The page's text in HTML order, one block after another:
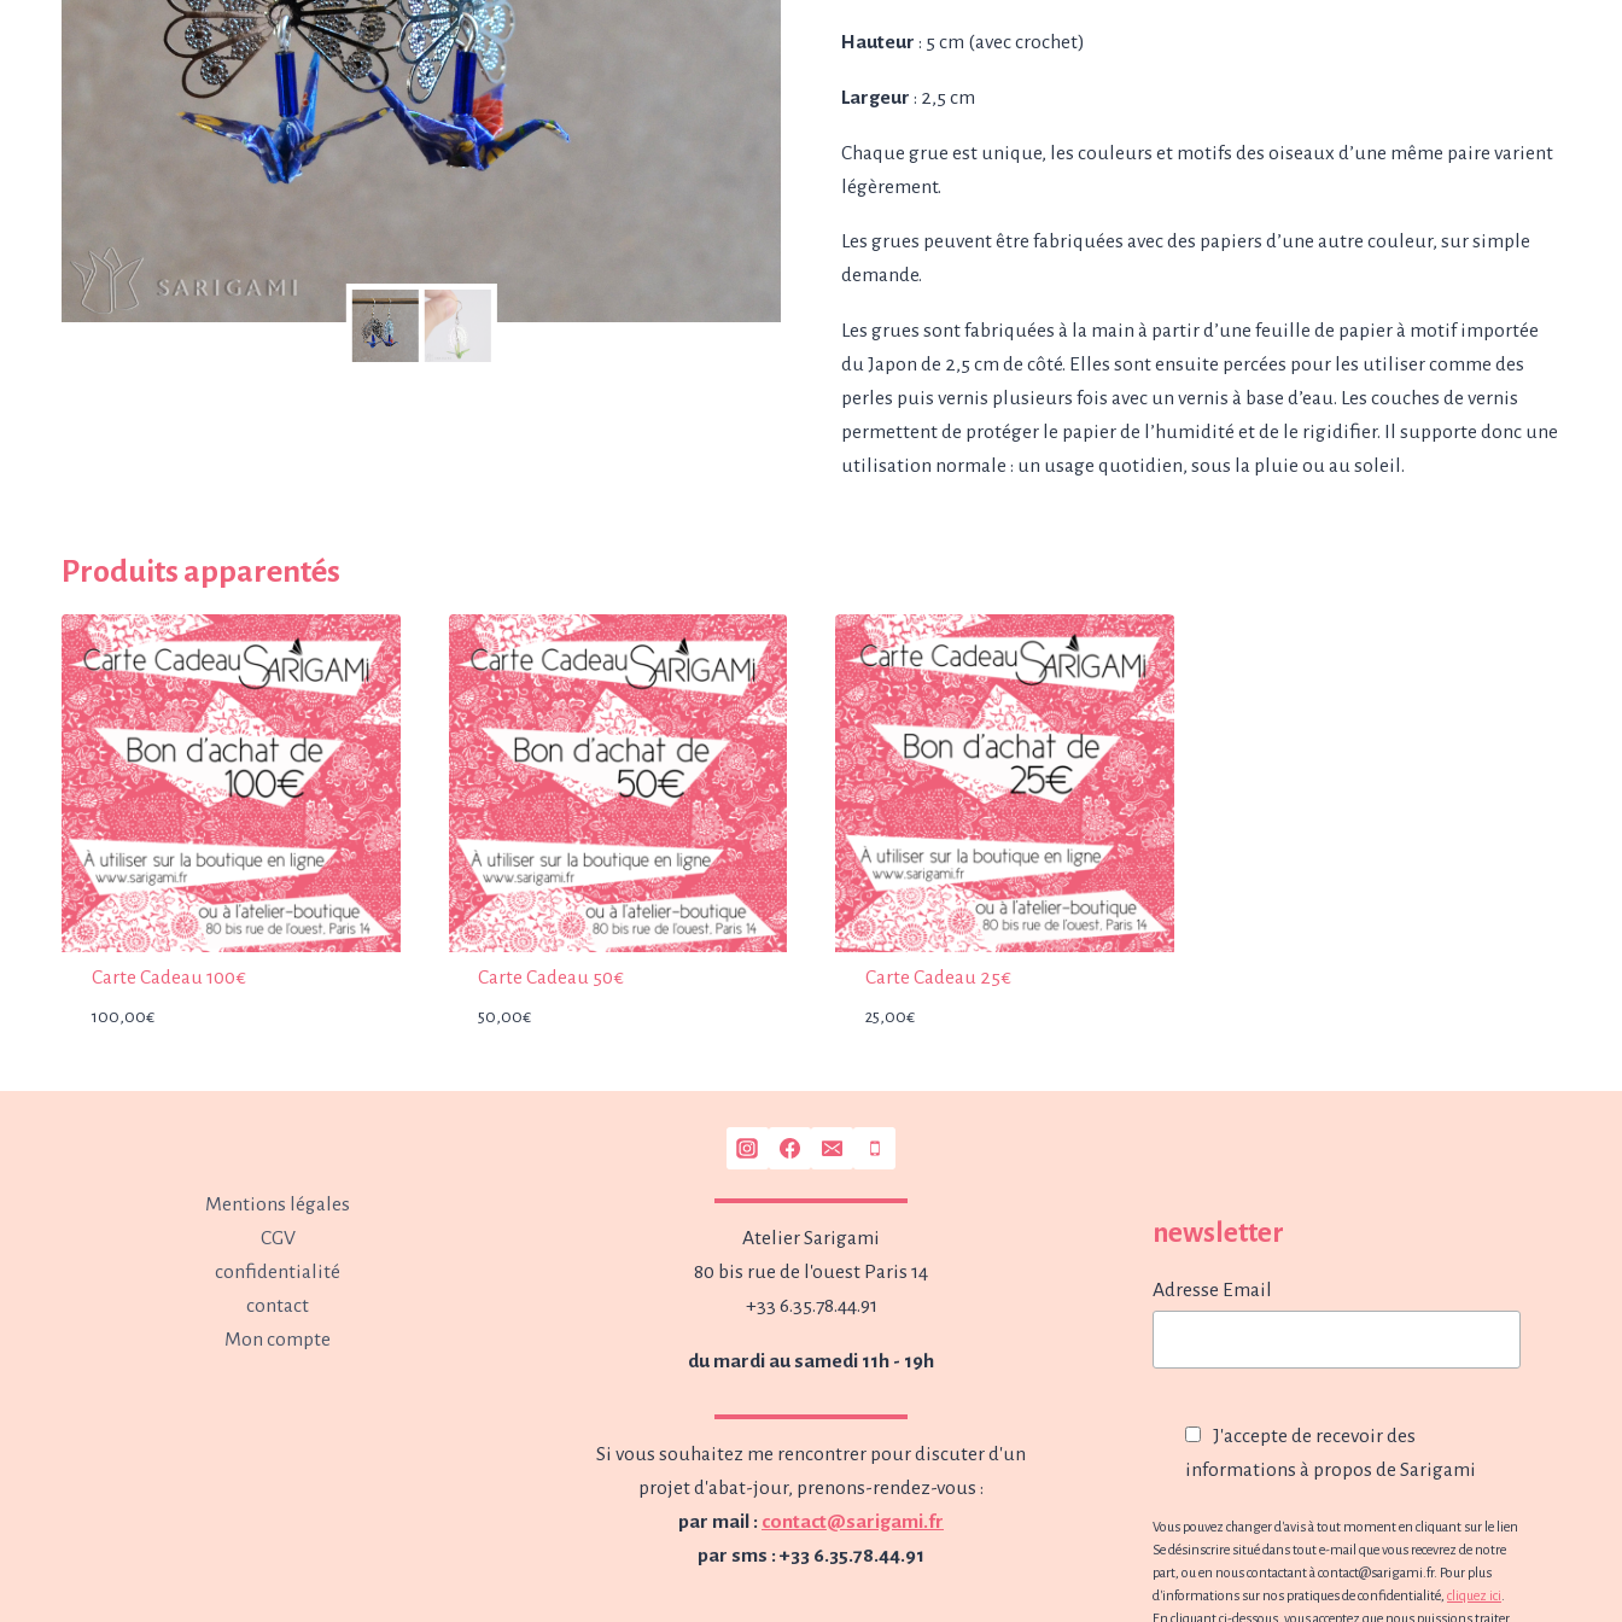
Hauteur : 5 cm (avec crochet)
Largeur : 2,5 cm
Chaque grue est unique, les couleurs et motifs des oiseaux d’une même paire varient
légèrement.
Les grues peuvent être fabriquées avec des papiers d’une autre couleur, sur simple
demande.
Les grues sont fabriquées à la main à partir d’une feuille de papier à motif importée
du Japon de 2,5 cm de côté. Elles sont ensuite percées pour les utiliser comme des
perles puis vernis plusieurs fois avec un vernis à base d’eau. Les couches de vernis
permettent de protéger le papier de l’humidité et de le rigidifier. Il supporte donc une
utilisation normale : un usage quotidien, sous la pluie ou au soleil.
Produits apparentés
Carte Cadeau 100€
100,00€
Carte Cadeau 50€
50,00€
Carte Cadeau 25€
25,00€
Mentions légales
CGV
confidentialité
contact
Mon compte
Atelier Sarigami
80 bis rue de l'ouest Paris 14
+33 6.35.78.44.91
du mardi au samedi 11h - 19h
Si vous souhaitez me rencontrer pour discuter d'un
projet d'abat-jour, prenons-rendez-vous :
par mail : contact@sarigami.fr
par sms : +33 6.35.78.44.91
newsletter
Adresse Email
J'accepte de recevoir des
informations à propos de Sarigami
Vous pouvez changer d'avis à tout moment en cliquant sur le lien
Se désinscrire situé dans tout e-mail que vous recevrez de notre
part, ou en nous contactant à contact@sarigami.fr. Pour plus
d'informations sur nos pratiques de confidentialité, cliquez ici
En cliquant ci-dessous, vous acceptez que nous puissions traiter